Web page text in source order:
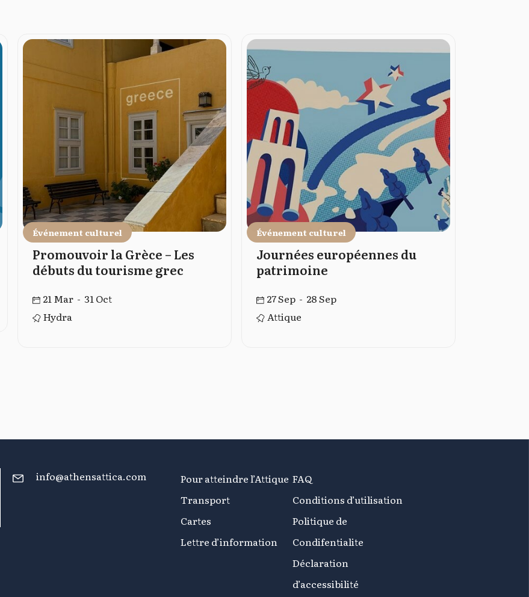
Événement culturel
Promouvoir la Grèce – Les
débuts du tourisme grec
21 Mar - 31 Oct
Hydra
Événement culturel
Journées européennes du
patrimoine
27 Sep - 28 Sep
Attique
info@athensattica.com
Pour atteindre l’Attique
Transport
Cartes
Lettre d’information
FAQ
Conditions d’utilisation
Politique de
Condifentialite
Déclaration
d’accessibilité